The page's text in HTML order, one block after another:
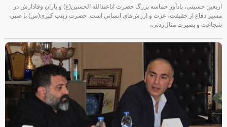
اربعین حسینی، یادآور حماسه بزرگ حضرت اباعبدالله الحسین(ع) و یاران وفادارش در
مسیر دفاع از حقیقت، عزت و ارزش‌های انسانی است. حضرت زینب کبری(س) با صبر،
شجاعت و بصیرت مثال‌زدنی،